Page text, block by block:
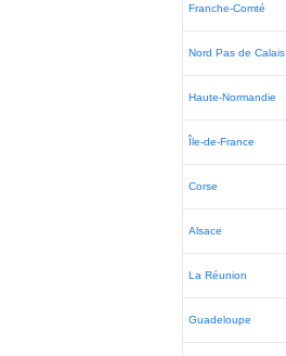
Franche-Comté
Nord Pas de Calais
Haute-Normandie
Île-de-France
Corse
Alsace
La Réunion
Guadeloupe